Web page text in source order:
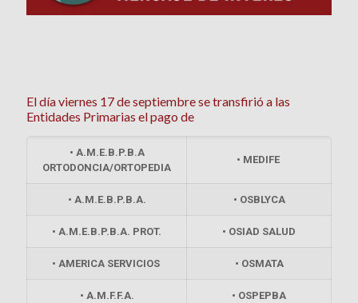
El día viernes 17 de septiembre se transfirió a las
Entidades Primarias el pago de
• A.M.E.B.P.B.A
ORTODONCIA/ORTOPEDIA
• MEDIFE
• A.M.E.B.P.B.A. • OSBLYCA
• A.M.E.B.P.B.A. PROT. • OSIAD SALUD
• AMERICA SERVICIOS • OSMATA
• A.M.F.F.A. • OSPEPBA